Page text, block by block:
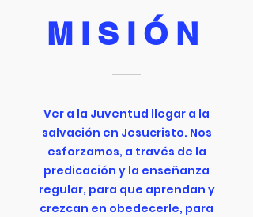
MISIÓN
Ver a la Juventud llegar a la
salvación en Jesucristo. Nos
esforzamos, a través de la
predicación y la enseñanza
regular, para que aprendan y
crezcan en obedecerle, para